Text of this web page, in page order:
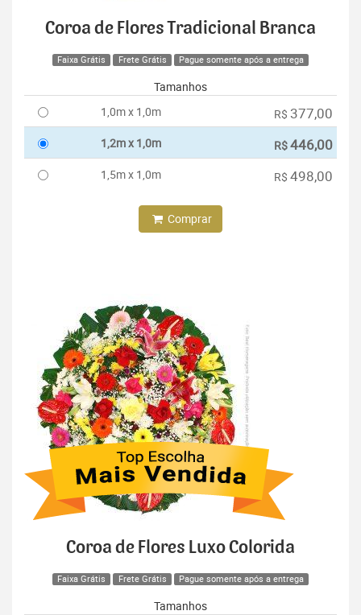
Coroa de Flores Tradicional Branca
Faixa Grátis Frete Grátis Pague somente após a entrega
Tamanhos
1,0m x 1,0m
R$ 377,00
1,2m x 1,0m R$446,00
1,5m x 1,0m R$ 498,00
Comprar
Coroa de Flores Luxo Colorida
Faixa Grátis Frete Grátis Pague somente após a entrega
Tamanhos